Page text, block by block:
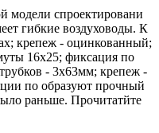
модели спроектировани
гибкие воздуховоды. К
крепеж - оцинкованный;
16х25; фиксация по
- 3х63мм; крепеж -
по образуют прочный
раньше. Прочитатйте